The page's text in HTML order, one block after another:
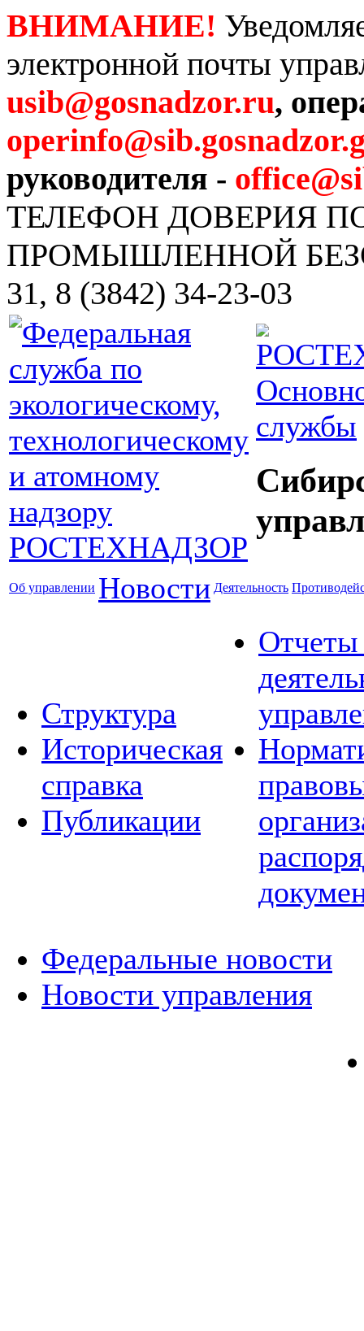
ВНИМАНИЕ!
электронной почты
usib@gosnadzor.ru,
руководителя -
ТЕЛЕФОН ДОВЕРИЯ
ПРОМЫШЛЕННОЙ
31, 8 (3842) 34-23-03
службы
Об управлении Новости Деятельность
Структура
Историческая
справка
Публикации
Отчеты
Федеральные новости
Новости управления